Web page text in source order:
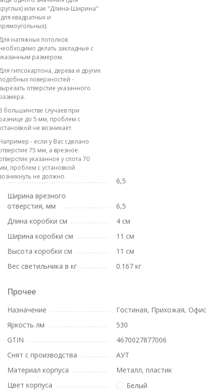
или как "Длина-Ширина"
квадратных и
натяжных потолков
делать закладные с
размером.
гипсокартона, дерева и других
поверхностей -
отверстие указанного
большинстве случаев при
до 5 мм, проблем с
не возникает.
- если у Вас сделано
75 мм, а врезное
указанное у спота 70
проблем с установкой
не должно.
6,5
Ширина врезного
отверстия, мм
6,5
Длина коробки см
4 см
Ширина коробки см
11 см
Высота коробки см
11 см
Вес светильника в кг
0.167 кг
Прочее
Назначение
Гостиная, Прихожая, Офис
Яркость лм
530
GTIN
4670027877006
Снят с производства
АУТ
Материал корпуса
Металл, пластик
Цвет корпуса
Белый